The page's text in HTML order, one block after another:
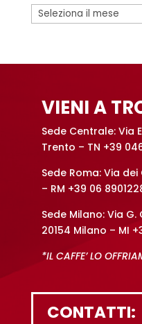
n
a
Archivi
VIENI A
Sede Centrale: Via
Trento – TN +39
Sede Roma: Via dei
– RM +39 06
Sede Milano: Via
20154 Milano – MI
*IL CAFFE’ LO
CONTATTI: